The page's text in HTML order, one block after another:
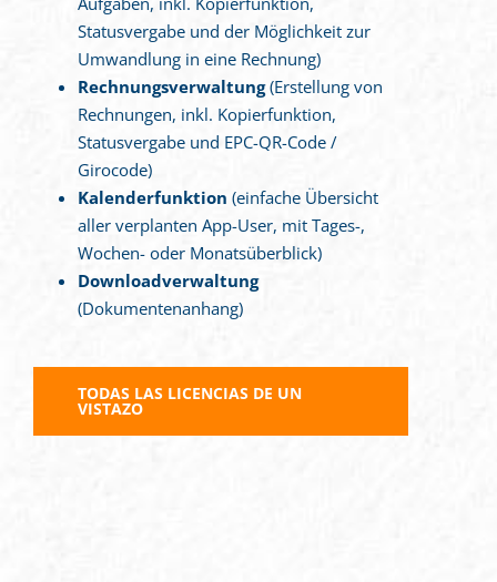
Statusvergabe und der Möglichkeit zur
Umwandlung in eine Rechnung)
Rechnungsverwaltung(Erstellung von
Rechnungen, inkl. Kopierfunktion,
Statusvergabe und EPC-QR-Code /
Girocode)
Kalenderfunktion (einfache Übersicht
aller verplanten App-User, mit Tages-,
Wochen- oder Monatsüberblick)
Downloadverwaltung
(Dokumentenanhang)
TODAS LAS LICENCIAS DE UN
VISTAZO